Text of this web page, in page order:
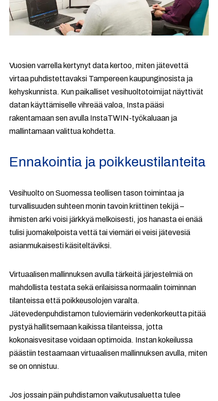
Vuosien varrella kertynyt data kertoo, miten jätevettä
virtaa puhdistettavaksi Tampereen kaupunginosista ja
kehyskunnista. Kun paikalliset vesihuoltotoimijat näyttivät
datan käyttämiselle vihreää valoa, Insta pääsi
rakentamaan sen avulla InstaTWIN-työkaluaan ja
mallintamaan valittua kohdetta.
Ennakointia ja poikkeustilanteita
Vesihuolto on Suomessa teollisen tason toimintaa ja
turvallisuuden suhteen monin tavoin kriittinen tekijä –
ihmisten arki voisi järkkyä melkoisesti, jos hanasta ei enää
tulisi juomakelpoista vettä tai viemäri ei veisi jätevesiä
asianmukaisesti käsiteltäviksi.
Virtuaalisen mallinnuksen avulla tärkeitä järjestelmiä on
mahdollista testata sekä erilaisissa normaalin toiminnan
tilanteissa että poikkeusolojen varalta.
Jätevedenpuhdistamon tuloviemärin vedenkorkeutta pitää
pystyä hallitsemaan kaikissa tilanteissa, jotta
kokonaisvesitase voidaan optimoida. Instan kokeilussa
päästiin testaamaan virtuaalisen mallinnuksen avulla, miten
se on onnistuu.
Jos jossain päin puhdistamon vaikutusaluetta tulee